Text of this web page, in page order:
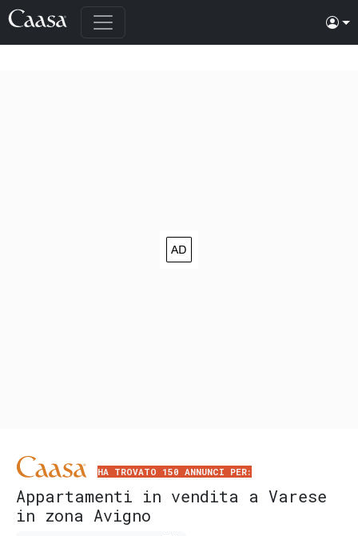
HA TROVATO 150 ANNUNCI PER:
Appartamenti in vendita a Varese
in zona Avigno